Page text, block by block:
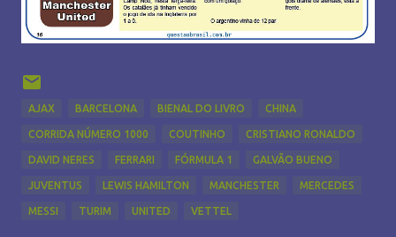
AJAX BARCELONA BIENAL DO LIVRO CHINA
CORRIDA NÚMERO 1000 COUTINHO CRISTIANO RONALDO
DAVID NERES FERRARI FÓRMULA 1 GALVÃO BUENO
JUVENTUS LEWIS HAMILTON MANCHESTER MERCEDES
MESSI TURIM UNITED VETTEL